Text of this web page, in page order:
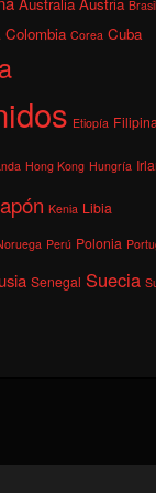
Brasil
Colombia Corea Cuba
Etiopía
Hong Kong Hungría
Kenia Libia
Perú Polonia
Senegal Suecia